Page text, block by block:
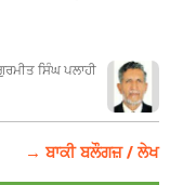
ਸਿੰਘ ਪਲਾਹੀ
→ ਬਾਕੀ ਬਲੌਗਜ਼ / ਲੇਖ